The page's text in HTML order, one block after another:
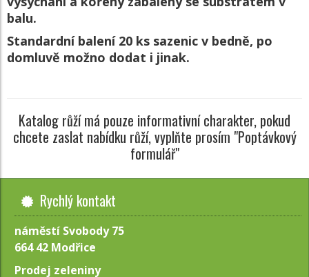
balu.
Standardní balení 20 ks sazenic v bedně, po
domluvě možno dodat i jinak.
Katalog růží má pouze informativní charakter, pokud
chcete zaslat nabídku růží, vyplňte prosím "Poptávkový
formulář"
Rychlý kontakt
náměstí Svobody 75
664 42 Modřice
Prodej zeleniny